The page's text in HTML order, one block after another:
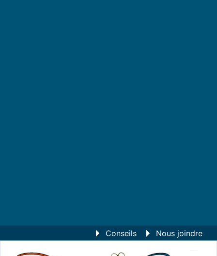
Conseils Nous joindre